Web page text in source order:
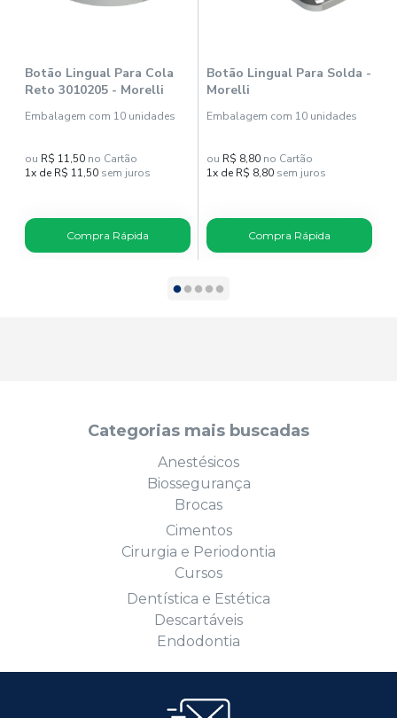
Botão Lingual Para Cola
Reto 3010205 - Morelli
Embalagem com 10 unidades
ou R$ 11,50 no Cartão
1x de R$ 11,50 sem juros
Compra Rápida
Botão Lingual Para Solda -
Morelli
Embalagem com 10 unidades
ou R$ 8,80 no Cartão
1x de R$ 8,80 sem juros
Compra Rápida
Categorias mais buscadas
Anestésicos
Biossegurança
Brocas
Cimentos
Cirurgia e Periodontia
Cursos
Dentística e Estética
Descartáveis
Endodontia